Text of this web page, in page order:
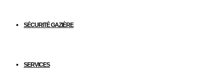
SÉCURITÉ GAZIÈRE
SERVICES